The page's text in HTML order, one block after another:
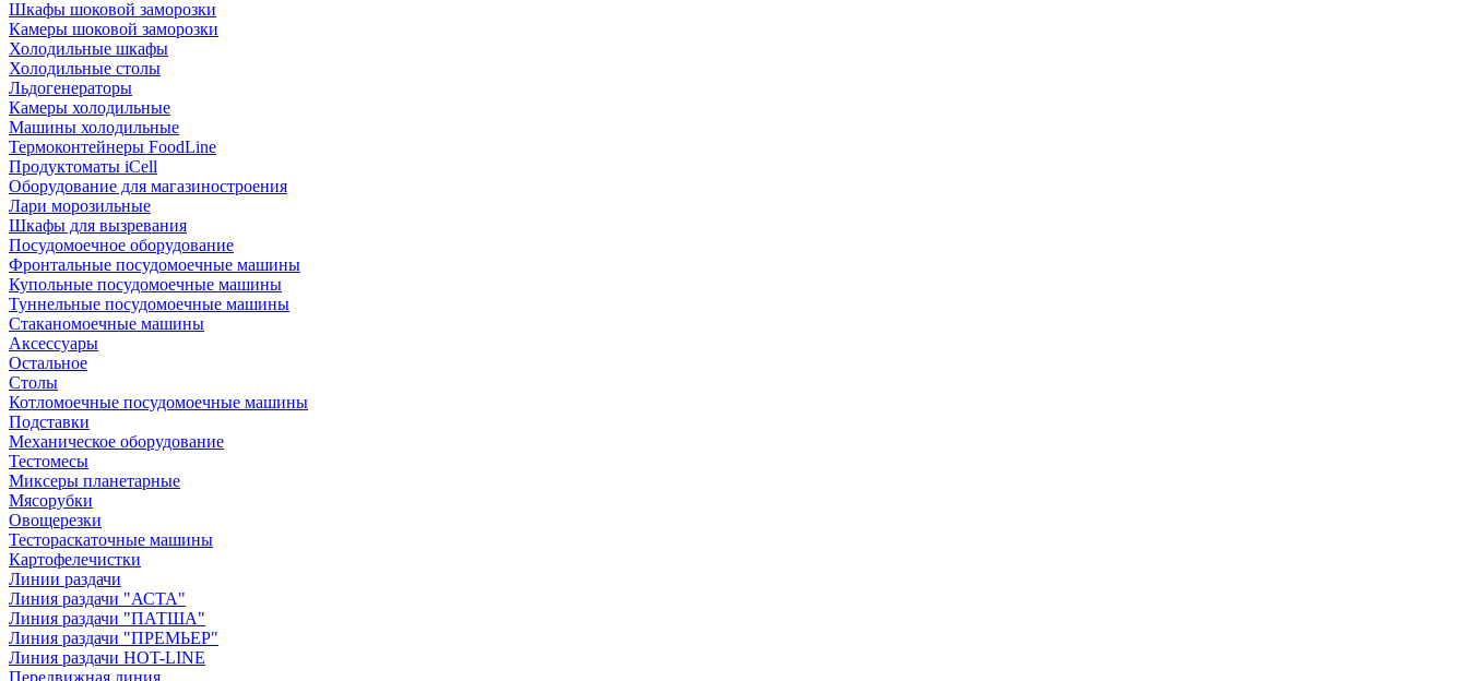
Шкафы шоковой заморозки
Камеры шоковой заморозки
Холодильные шкафы
Холодильные столы
Льдогенераторы
Камеры холодильные
Машины холодильные
Термоконтейнеры FoodLine
Продуктоматы iCell
Оборудование для магазиностроения
Лари морозильные
Шкафы для вызревания
Посудомоечное оборудование
Фронтальные посудомоечные машины
Купольные посудомоечные машины
Туннельные посудомоечные машины
Стаканомоечные машины
Аксессуары
Остальное
Столы
Котломоечные посудомоечные машины
Подставки
Механическое оборудование
Тестомесы
Миксеры планетарные
Мясорубки
Овощерезки
Тестораскаточные машины
Картофелечистки
Линии раздачи
Линия раздачи "АСТА"
Линия раздачи "ПАТША"
Линия раздачи "ПРЕМЬЕР"
Линия раздачи HOT-LINE
Передвижная линия